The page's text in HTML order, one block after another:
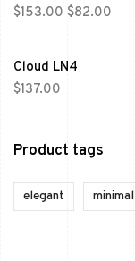
$153.00 $82.00
Cloud LN4
$137.00
Product tags
elegant minimal